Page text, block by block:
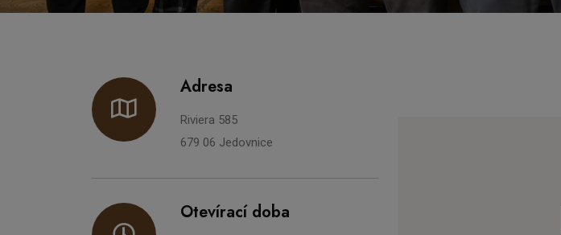
Adresa
Riviera 585
679 06 Jedovnice
Otevírací doba